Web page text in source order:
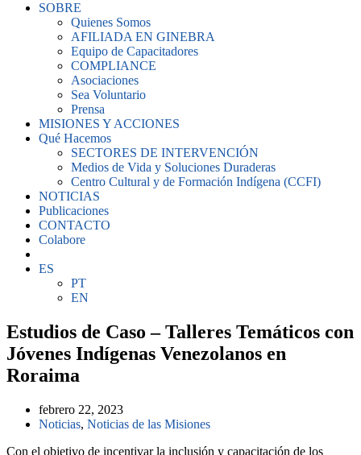
SOBRE
Quienes Somos
AFILIADA EN GINEBRA
Equipo de Capacitadores
COMPLIANCE
Asociaciones
Sea Voluntario
Prensa
MISIONES Y ACCIONES
Qué Hacemos
SECTORES DE INTERVENCIÓN
Medios de Vida y Soluciones Duraderas
Centro Cultural y de Formación Indígena (CCFI)
NOTICIAS
Publicaciones
CONTACTO
Colabore
ES
PT
EN
Estudios de Caso – Talleres Temáticos con
Jóvenes Indígenas Venezolanos en
Roraima
febrero 22, 2023
Noticias, Noticias de las Misiones
Con el objetivo de incentivar la inclusión y capacitación de los